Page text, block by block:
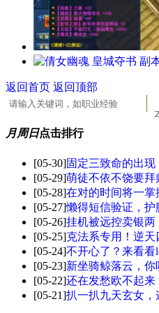
返回首页 返回顶部
月周日点击排行
[05-30]固定三致命的出
[05-29]萌徒不依不饶要
[05-28]在对的时间将一
[05-27]懒得短信验证，
[05-26]挂机被远控卖银两
[05-25]克法系专用！逆
[05-24]不开心了？来看
[05-23]新坐骑鲸落云，
[05-22]还在发愁欧不起
[05-21]扒一扒九天玄女，